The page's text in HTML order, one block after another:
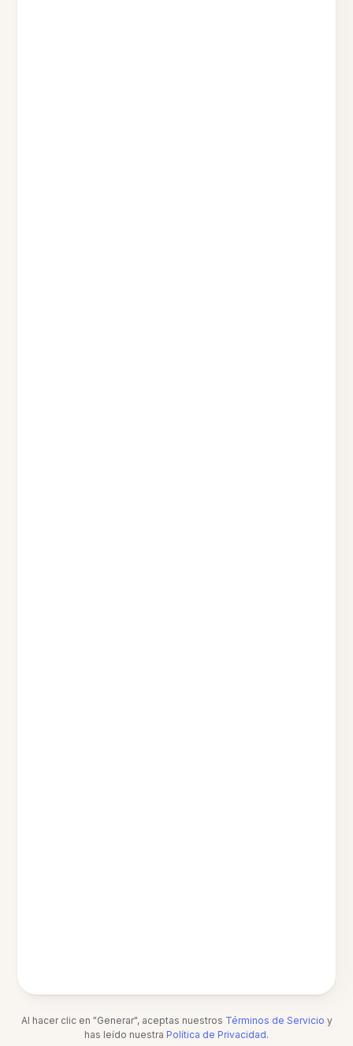
Al hacer clic en "Generar", aceptas nuestros Términos de Servicio y
has leído nuestra Política de Privacidad.